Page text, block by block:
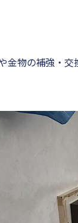
物の補強・